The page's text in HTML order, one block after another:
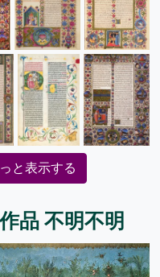
と表示する
品 不明不明